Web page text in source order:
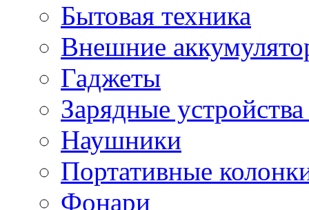
Бытовая техника
Внешние
Гаджеты
Зарядные
Наушники
Портативные
Фонари